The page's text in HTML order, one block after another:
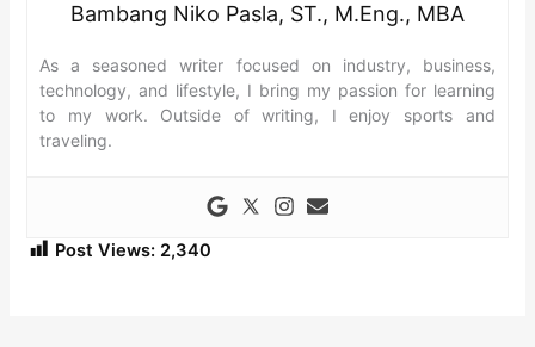
Bambang Niko Pasla, ST., M.Eng., MBA
As a seasoned writer focused on industry, business,
technology, and lifestyle, I bring my passion for learning
to my work. Outside of writing, I enjoy sports and
traveling.
Post Views: 2,340